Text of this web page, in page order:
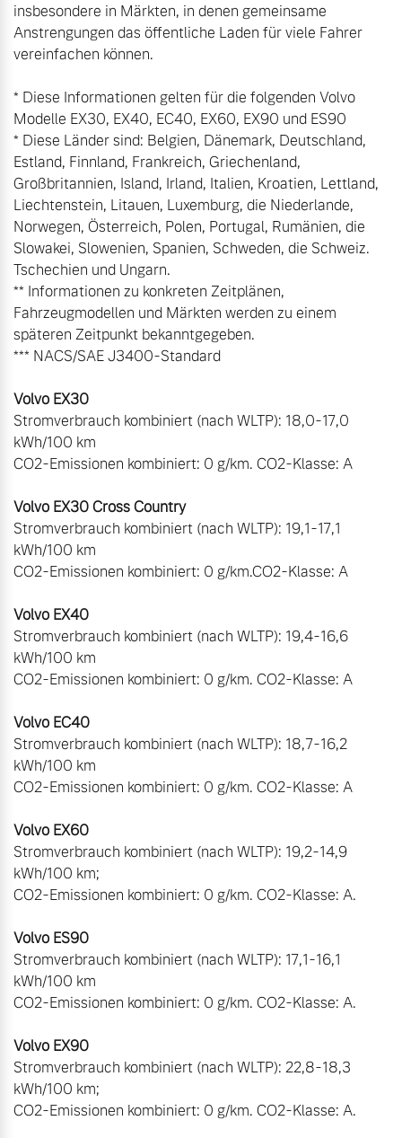
insbesondere in Märkten, in denen gemeinsame
Anstrengungen das öffentliche Laden für viele Fahrer
vereinfachen können.
* Diese Informationen gelten für die folgenden Volvo
Modelle EX30, EX40, EC40, EX60, EX90 und ES90
* Diese Länder sind: Belgien, Dänemark, Deutschland,
Estland, Finnland, Frankreich, Griechenland,
Großbritannien, Island, Irland, Italien, Kroatien, Lettland,
Liechtenstein, Litauen, Luxemburg, die Niederlande,
Norwegen, Österreich, Polen, Portugal, Rumänien, die
Slowakei, Slowenien, Spanien, Schweden, die Schweiz.
Tschechien und Ungarn.
** Informationen zu konkreten Zeitplänen,
Fahrzeugmodellen und Märkten werden zu einem
späteren Zeitpunkt bekanntgegeben.
*** NACS/SAE J3400-Standard
Stromverbrauch kombiniert (nach WLTP): 18,0-17,0
kWh/100 km
CO2-Emissionen kombiniert: 0 g/km. CO2-Klasse: A
Stromverbrauch kombiniert (nach WLTP): 19,1-17,1
kWh/100 km
CO2-Emissionen kombiniert: 0 g/km.CO2-Klasse: A
Stromverbrauch kombiniert (nach WLTP): 19,4-16,6
kWh/100 km
CO2-Emissionen kombiniert: 0 g/km. CO2-Klasse: A
Stromverbrauch kombiniert (nach WLTP): 18,7-16,2
kWh/100 km
CO2-Emissionen kombiniert: 0 g/km. CO2-Klasse: A
Stromverbrauch kombiniert (nach WLTP): 19,2-14,9
kWh/100 km;
CO2-Emissionen kombiniert: 0 g/km. CO2-Klasse: A.
Stromverbrauch kombiniert (nach WLTP): 17,1-16,1
kWh/100 km
CO2-Emissionen kombiniert: 0 g/km. CO2-Klasse: A.
Stromverbrauch kombiniert (nach WLTP): 22,8-18,3
kWh/100 km;
CO2-Emissionen kombiniert: 0 g/km. CO2-Klasse: A.